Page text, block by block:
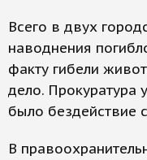
Всего в двух
наводнения
факту гибели
дело. Прокуратура
было бездействие
В